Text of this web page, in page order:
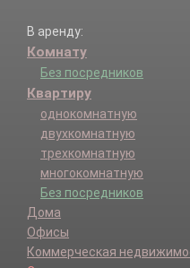
В аренду:
Комнату
Без посредников
Квартиру
однокомнатную
двухкомнатную
трехкомнатную
многокомнатную
Без посредников
Дома
Офисы
Коммерческая